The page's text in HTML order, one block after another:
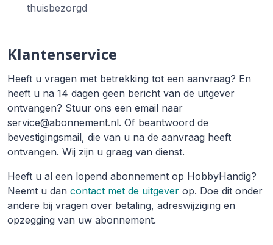
thuisbezorgd
Klantenservice
Heeft u vragen met betrekking tot een aanvraag? En
heeft u na 14 dagen geen bericht van de uitgever
ontvangen? Stuur ons een email naar
service@abonnement.nl. Of beantwoord de
bevestigingsmail, die van u na de aanvraag heeft
ontvangen. Wij zijn u graag van dienst.
Heeft u al een lopend abonnement op HobbyHandig?
Neemt u dan contact met de uitgever op. Doe dit onder
andere bij vragen over betaling, adreswijziging en
opzegging van uw abonnement.